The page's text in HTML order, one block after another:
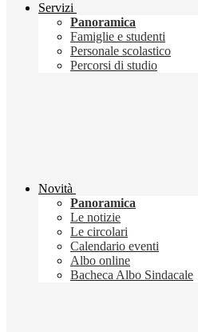
Servizi
Panoramica
Famiglie e studenti
Personale scolastico
Percorsi di studio
Novità
Panoramica
Le notizie
Le circolari
Calendario eventi
Albo online
Bacheca Albo Sindacale